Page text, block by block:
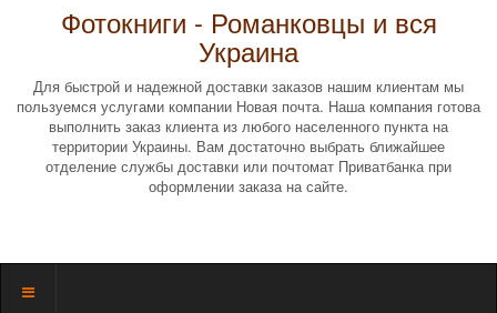
Фотокниги - Романковцы и вся
Украина
Для быстрой и надежной доставки заказов нашим клиентам мы
пользуемся услугами компании Новая почта. Наша компания готова
выполнить заказ клиента из любого населенного пункта на
территории Украины. Вам достаточно выбрать ближайшее
отделение службы доставки или почтомат Приватбанка при
оформлении заказа на сайте.
Показать